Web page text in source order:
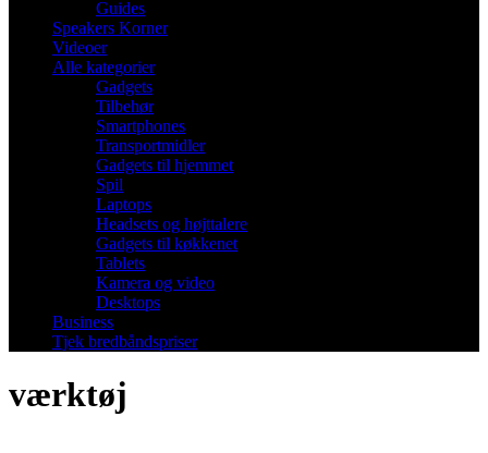
Guides
Speakers Korner
Videoer
Alle kategorier
Gadgets
Tilbehør
Smartphones
Transportmidler
Gadgets til hjemmet
Spil
Laptops
Headsets og højttalere
Gadgets til køkkenet
Tablets
Kamera og video
Desktops
Business
Tjek bredbåndspriser
værktøj